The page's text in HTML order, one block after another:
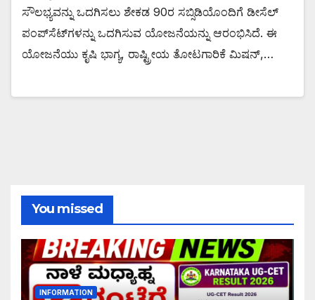
ಸೌಲಭ್ಯವನ್ನು ಒದಗಿಸಲು ಶೇಕಡ 90ರ ಸಬ್ಸಿಡಿಯೊಂದಿಗೆ ಡೀಸೆಲ್
ಪಂಪ್‌ಸೆಟ್‌ಗಳನ್ನು ಒದಗಿಸುವ ಯೋಜನೆಯನ್ನು ಆರಂಭಿಸಿದೆ. ಈ
ಯೋಜನೆಯು ಕೃಷಿ ಭಾಗ್ಯ, ರಾಷ್ಟ್ರೀಯ ತೋಟಗಾರಿಕೆ ಮಿಷನ್,…
You missed
INFORMATION